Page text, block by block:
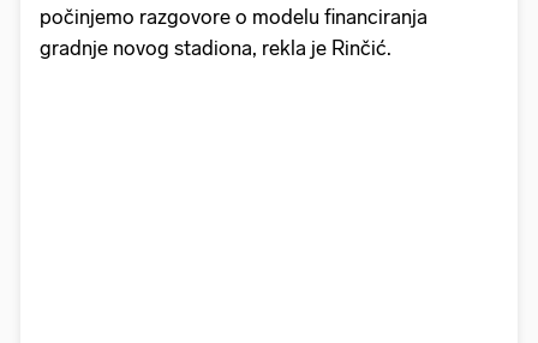
počinjemo razgovore o modelu financiranja
gradnje novog stadiona, rekla je Rinčić.